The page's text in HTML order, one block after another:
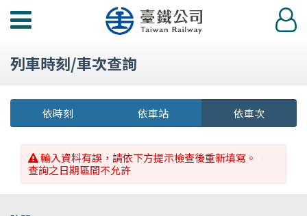
功
選
登
入
列車時刻/車次查詢
依時刻 依車站 依車次
輸入資料有誤，請依下方提示檢查後重新填寫。
查詢之日期區間不允許